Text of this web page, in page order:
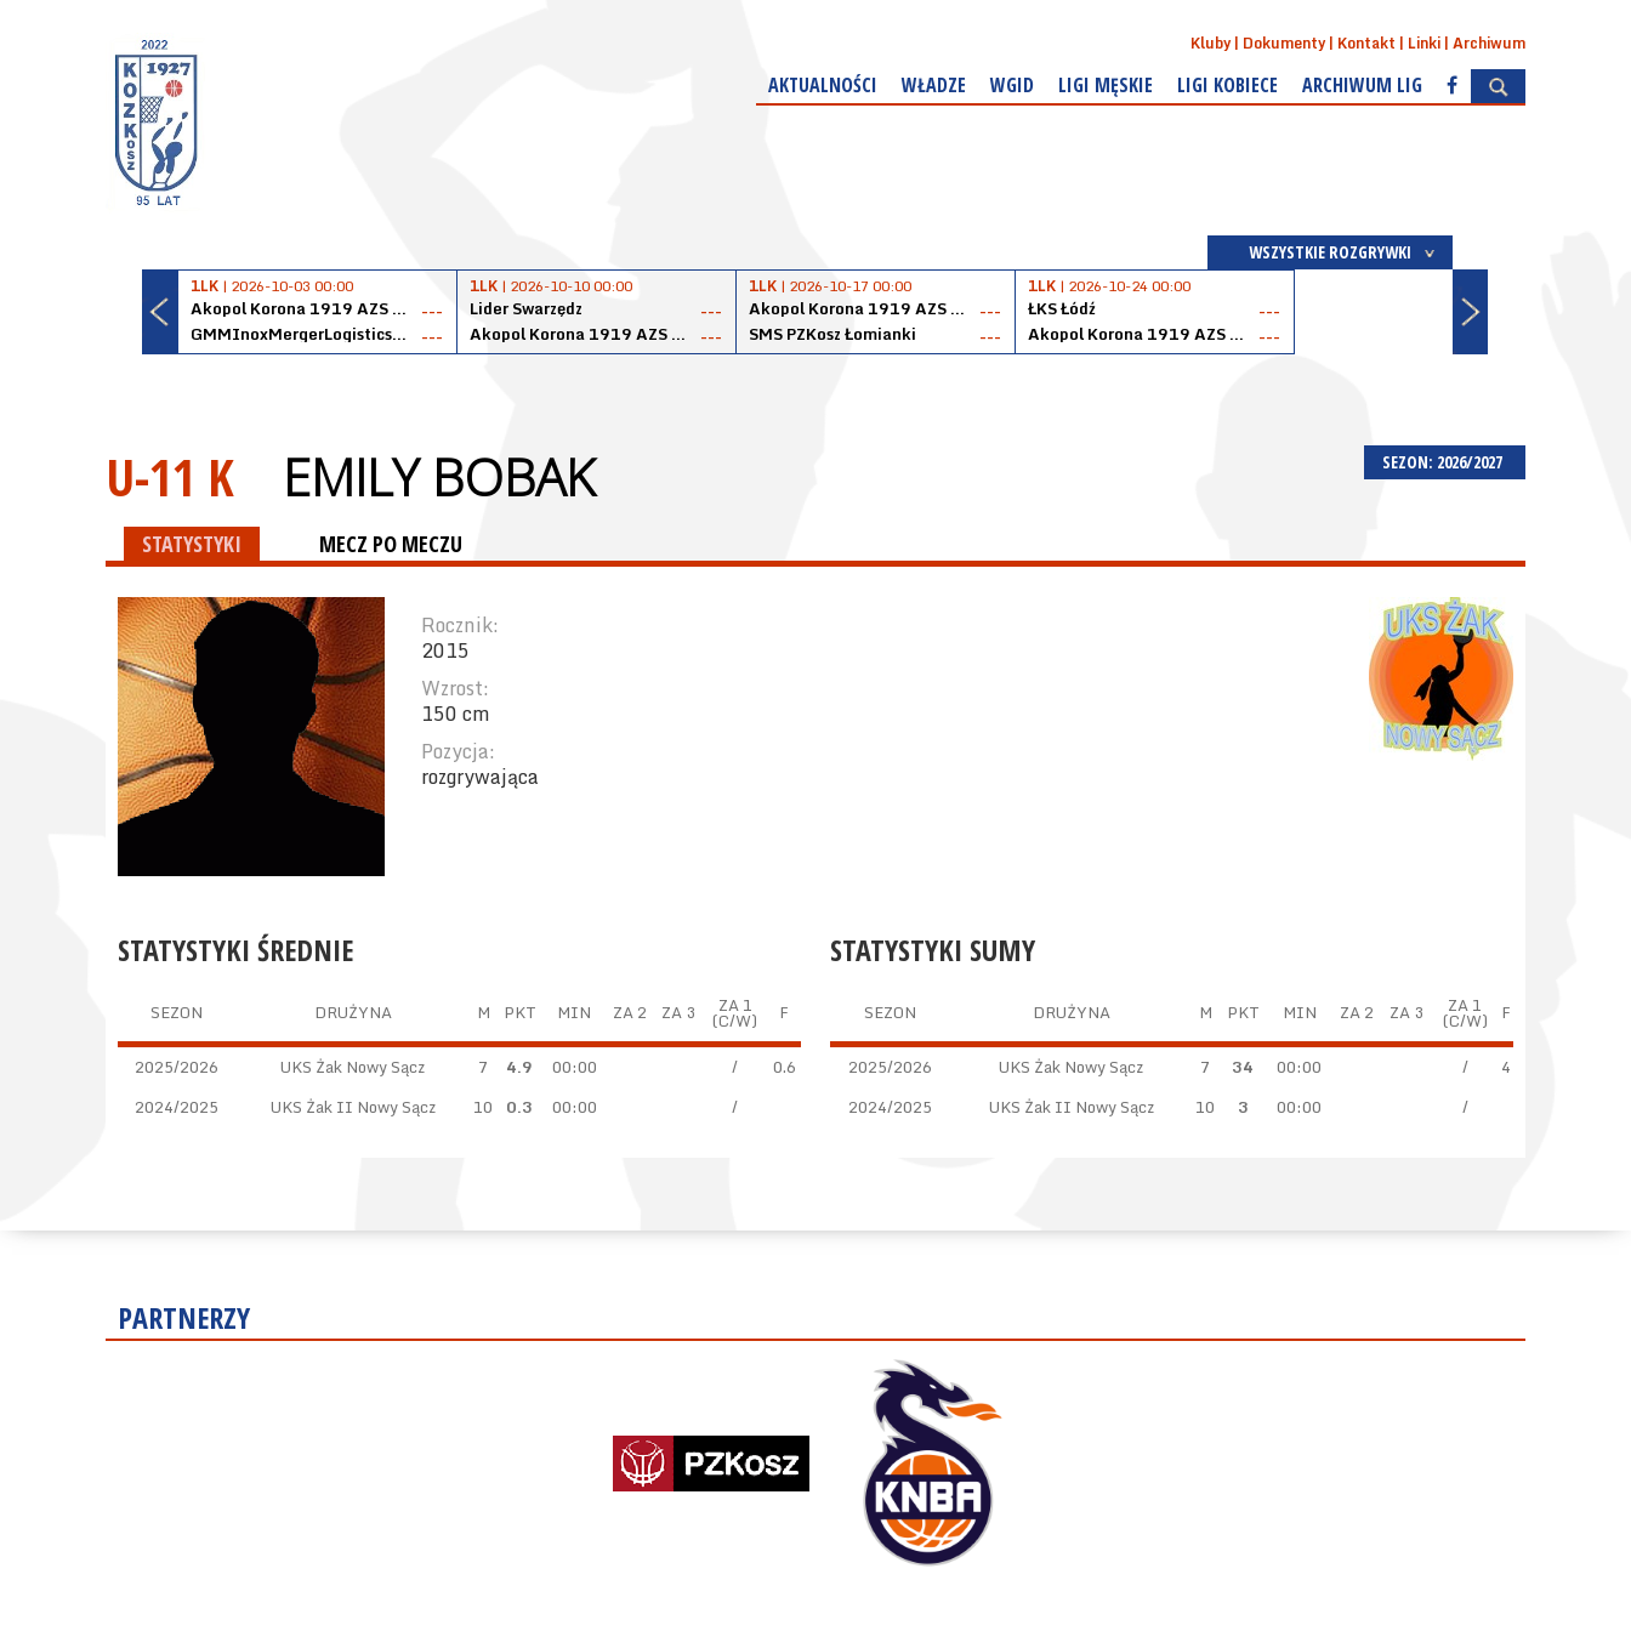
Kluby Dokumenty Kontakt Linki Archiwum
AKTUALNOŚCI WŁADZE WGID LIGI MĘSKIE LIGI KOBIECE ARCHIWUM LIG
WSZYSTKIE ROZGRYWKI
1LK | 2026-10-03 00:00
Akopol Korona 1919 AZS PK Kraków
---
GMMInoxMergerLogisticsPanteryŁańcut
---
1LK | 2026-10-10 00:00
Lider Swarzędz
---
Akopol Korona 1919 AZS PK Kraków
---
1LK | 2026-10-17 00:00
Akopol Korona 1919 AZS PK Kraków
---
SMS PZKosz Łomianki
---
1LK | 2026-10-24 00:00
ŁKS Łódź
---
Akopol Korona 1919 AZS PK Kraków
---
SEZON: 2026/2027
U-11 K EMILY BOBAK
STATYSTYKI MECZ PO MECZU
Rocznik:
2015
Wzrost:
150 cm
Pozycja:
rozgrywająca
STATYSTYKI SUMY
SEZON DRUŻYNA M PKT MIN ZA 2 ZA 3 ZA 1
(C/W) F
2025/2026 UKS Żak Nowy Sącz 7 34 00:00 /
4
2024/2025
UKS Żak II Nowy Sącz 10 3 00:00 /
STATYSTYKI ŚREDNIE
SEZON DRUŻYNA M PKT MIN ZA 2 ZA 3 ZA 1
(C/W) F
2025/2026 UKS Żak Nowy Sącz 7 4.9 00:00 /
0.6
2024/2025
UKS Żak II Nowy Sącz 10 0.3 00:00 /
PARTNERZY